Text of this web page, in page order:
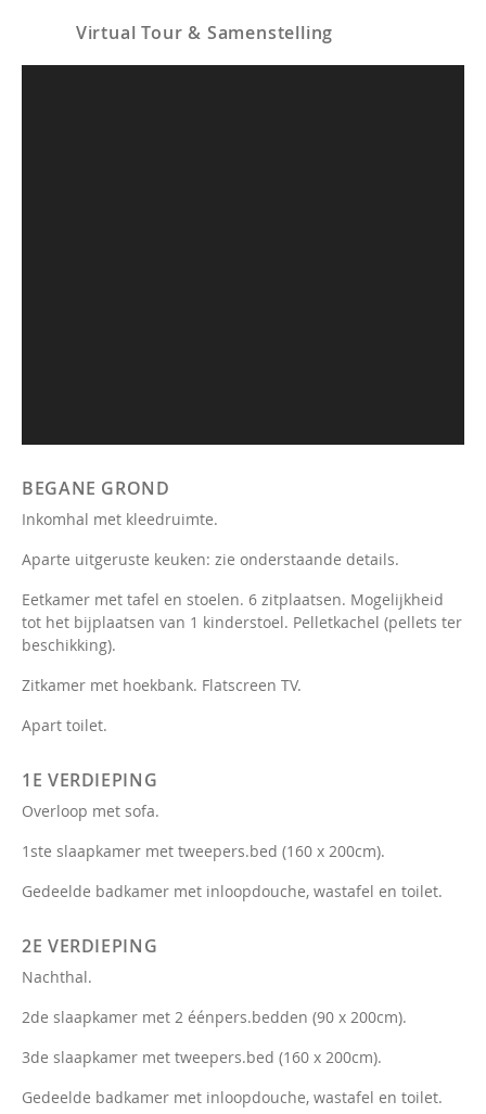
Virtual Tour & Samenstelling
BEGANE GROND
Inkomhal met kleedruimte.
Aparte uitgeruste keuken: zie onderstaande details.
Eetkamer met tafel en stoelen. 6 zitplaatsen. Mogelijkheid
tot het bijplaatsen van 1 kinderstoel. Pelletkachel (pellets ter
beschikking).
Zitkamer met hoekbank. Flatscreen TV.
Apart toilet.
1E VERDIEPING
Overloop met sofa.
1ste slaapkamer met tweepers.bed (160 x 200cm).
Gedeelde badkamer met inloopdouche, wastafel en toilet.
2E VERDIEPING
Nachthal.
2de slaapkamer met 2 éénpers.bedden (90 x 200cm).
3de slaapkamer met tweepers.bed (160 x 200cm).
Gedeelde badkamer met inloopdouche, wastafel en toilet.